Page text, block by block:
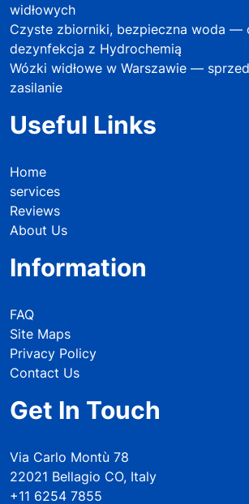
widłowych
Czyste zbiorniki, bezpieczna woda —
dezynfekcja z Hydrochemią
Wózki widłowe w Warszawie —
zasilanie
Useful Links
Home
services
Reviews
About Us
Information
FAQ
Site Maps
Privacy Policy
Contact Us
Get In Touch
Via Carlo Montù 78
22021 Bellagio CO, Italy
+11 6254 7855